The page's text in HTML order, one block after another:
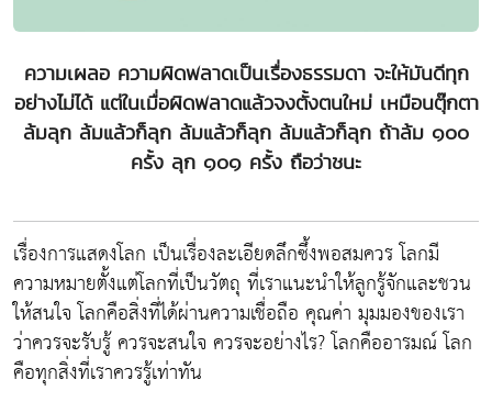
ความเผลอ ความผิดพลาดเป็นเรื่องธรรมดา จะให้มันดีทุก
อย่างไม่ได้ แต่ในเมื่อผิดพลาดแล้วจงตั้งตนใหม่ เหมือนตุ๊กตา
ล้มลุก ล้มแล้วก็ลุก ล้มแล้วก็ลุก ล้มแล้วก็ลุก ถ้าล้ม ๑๐๐
ครั้ง ลุก ๑๐๑ ครั้ง ถือว่าชนะ
เรื่องการแสดงโลก เป็นเรื่องละเอียดลึกซึ้งพอสมควร โลกมี
ความหมายตั้งแต่โลกที่เป็นวัตถุ ที่เราแนะนำให้ลูกรู้จักและชวน
ให้สนใจ โลกคือสิ่งที่ได้ผ่านความเชื่อถือ คุณค่า มุมมองของเรา
ว่าควรจะรับรู้ ควรจะสนใจ ควรจะอย่างไร? โลกคืออารมณ์ โลก
คือทุกสิ่งที่เราควรรู้เท่าทัน